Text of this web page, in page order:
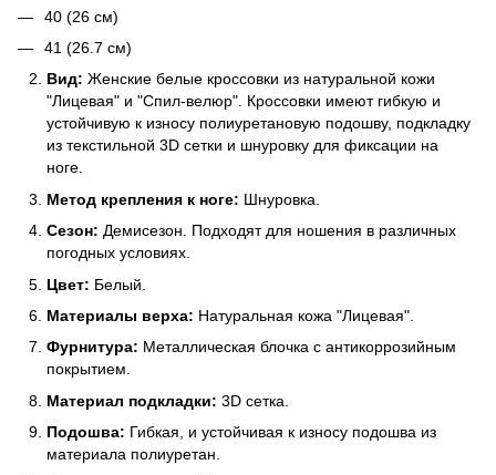
40 (26 см)
41 (26.7 см)
Вид: Женские белые кроссовки из натуральной кожи
"Лицевая" и "Спил-велюр". Кроссовки имеют гибкую и
устойчивую к износу полиуретановую подошву, подкладку
из текстильной 3D сетки и шнуровку для фиксации на
ноге.
Метод крепления к ноге: Шнуровка.
Сезон: Демисезон. Подходят для ношения в различных
погодных условиях.
Цвет: Белый.
Материалы верха: Натуральная кожа "Лицевая".
Фурнитура: Металлическая блочка с антикоррозийным
покрытием.
Материал подкладки: 3D сетка.
Подошва: Гибкая, и устойчивая к износу подошва из
материала полиуретан.